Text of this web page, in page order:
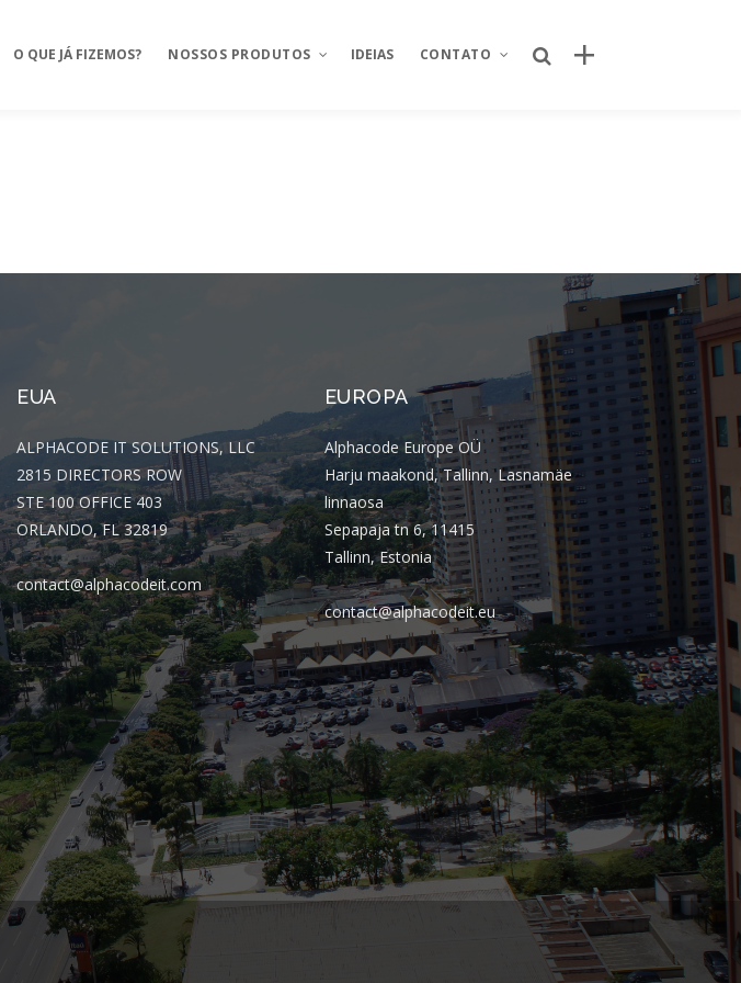
Por que o canal próprio de delivery se
tornou um ativo estratégico para
redes de restaurantes?
Quem criou o novo site da Taco Bell
Brasil? Descubra como o projeto foi
desenvolvido
Quem criou o aplicativo AJFans da
Almeida Junior?
O que é conta escrow e como ela
reduz riscos em operações digitais?
Comentários
Arquivos
agosto 2026
julho 2026
abril 2026
março 2026
fevereiro 2026
O QUE JÁ FIZEMOS? NOSSOS PRODUTOS
Mosaico Logistica
Sustentação de projetos
Integrações
IDEIAS CONTATO
EUA
ALPHACODE IT SOLUTIONS, LLC
2815 DIRECTORS ROW
STE 100 OFFICE 403
ORLANDO, FL 32819
contact@alphacodeit.com
EUROPA
Alphacode Europe OÜ
Harju maakond, Tallinn, Lasnamäe
linnaosa
Sepapaja tn 6, 11415
Tallinn, Estonia
contact@alphacodeit.eu